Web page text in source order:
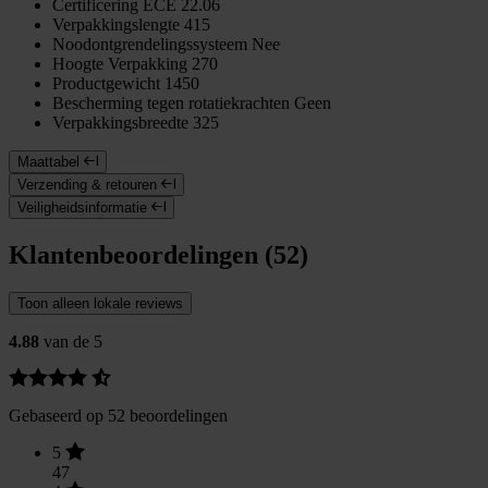
Certificering ECE 22.06
Verpakkingslengte 415
Noodontgrendelingssysteem Nee
Hoogte Verpakking 270
Productgewicht 1450
Bescherming tegen rotatiekrachten Geen
Verpakkingsbreedte 325
Maattabel
Verzending & retouren
Veiligheidsinformatie
Klantenbeoordelingen (52)
Toon alleen lokale reviews
4.88 van de 5
Gebaseerd op 52 beoordelingen
5
47